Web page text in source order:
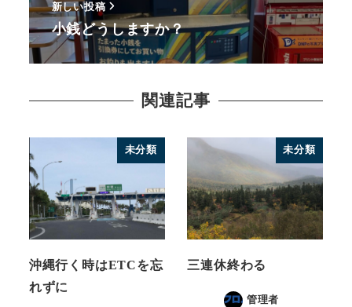
新しい投稿
小銭どうしますか？
関連記事
未分類
沖縄行く時はETCを忘
れずに
未分類
三連休終わる
管理者